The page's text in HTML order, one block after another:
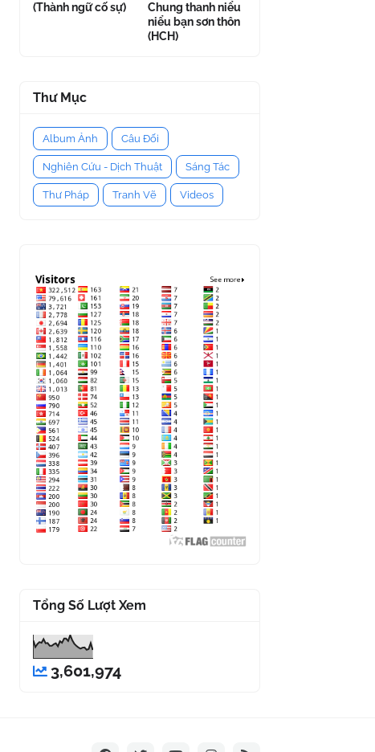
(Thành ngữ cố sự)
Chung thanh niểu
niểu bạn sơn thôn
(HCH)
Thư Mục
Album Ảnh Câu Đối
Nghiên Cứu - Dịch Thuật Sáng Tác
Thư Pháp Tranh Vẽ Videos
Tổng Số Lượt Xem
3,601,974